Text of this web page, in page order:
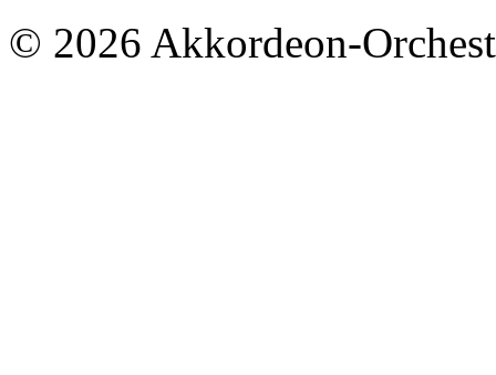
© 2026 Akkordeon-